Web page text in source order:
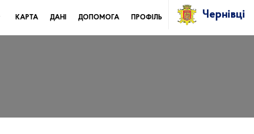
КАРТА ДАНІ ДОПОМОГА ПРОФІЛЬ Чернівці